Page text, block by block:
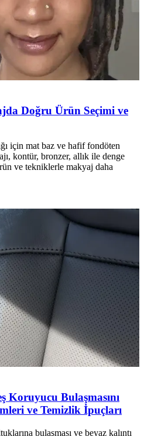
Doğru Ürün Seçimi ve
için mat baz ve hafif fondöten
kontür, bronzer, allık ile denge
ve tekniklerle makyaj daha
Koruyucu Bulaşmasını
ve Temizlik İpuçları
bulaşması ve beyaz kalıntı